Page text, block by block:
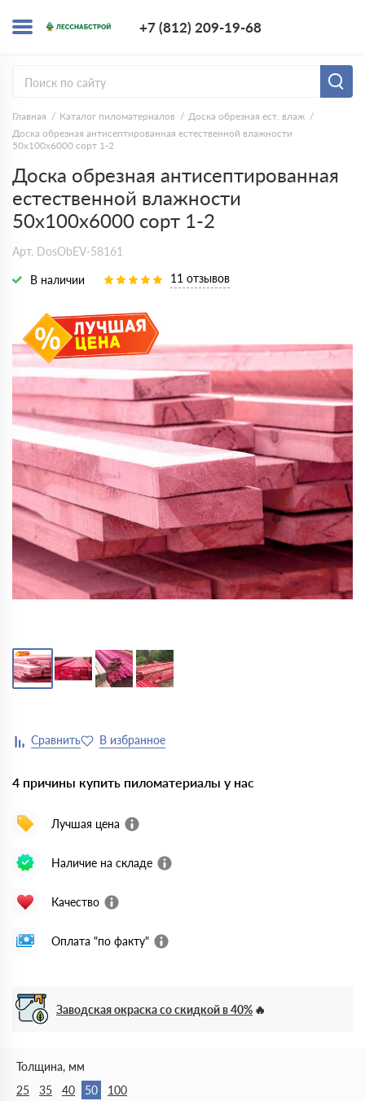
+7 (812) 209-19-68
Главная Каталог пиломатериалов
Доска обрезная ест. влаж
Доска обрезная антисептированная естественной влажности
50х100х6000 сорт 1-2
Доска обрезная антисептированная
естественной влажности
50х100х6000 сорт 1-2
Арт. DosObEV-58161
В наличии 11 отзывов
4 причины купить пиломатериалы у нас
Лучшая цена
Наличие на складе
Качество
Оплата "по факту"
Заводская окраска со скидкой в 40%
Толщина, мм
25
35 40 50 100